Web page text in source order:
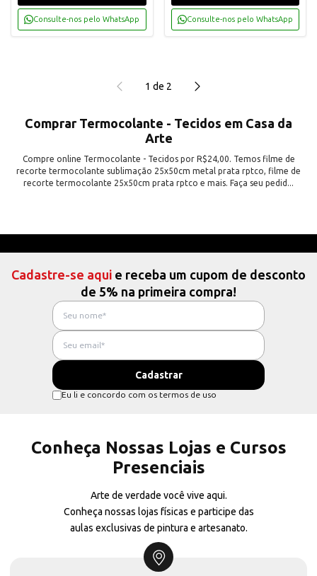
Consulte-nos pelo WhatsApp Consulte-nos pelo WhatsApp
1 de 2
Comprar Termocolante - Tecidos em Casa da
Arte
Compre online Termocolante - Tecidos por R$24,00. Temos filme de
recorte termocolante sublimação 25x50cm metal prata rptco, filme de
recorte termocolante 25x50cm prata rptco e mais. Faça seu pedid...
Cadastre-se aqui e receba um cupom de desconto
de 5% na primeira compra!
Eu li e concordo com os termos de uso
Conheça Nossas Lojas e Cursos
Presenciais
Arte de verdade você vive aqui.
Conheça nossas lojas físicas e participe das
aulas exclusivas de pintura e artesanato.